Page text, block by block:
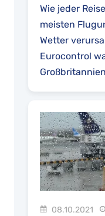
Wie jeder
meisten
Wetter
Eurocontrol
08.10.2021